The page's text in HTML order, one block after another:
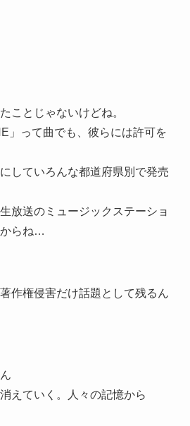
ことじゃないけどね。
」って曲でも、彼らには許可を
していろんな都道府県別で発売
放送のミュージックステーショ
からね…
作権侵害だけ話題として残るん
えていく。人々の記憶から